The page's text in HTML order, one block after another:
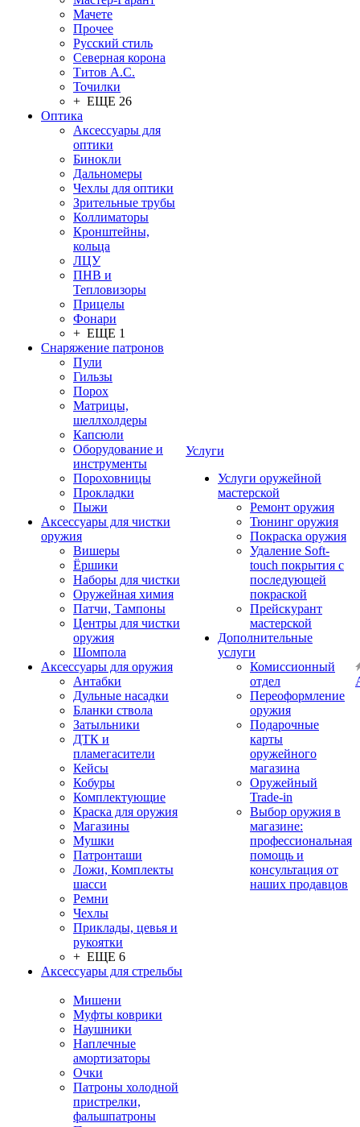
Мачете
Прочее
Русский стиль
Северная корона
Титов А.С.
Точилки
+ ЕЩЕ 26
Оптика
Аксессуары для
оптики
Бинокли
Дальномеры
Чехлы для оптики
Зрительные трубы
Коллиматоры
Кронштейны,
кольца
ЛЦУ
ПНВ и
Тепловизоры
Прицелы
Фонари
+ ЕЩЕ 1
Снаряжение патронов
Пули
Гильзы
Порох
Матрицы,
шеллхолдеры
Капсюли
Оборудование и
инструменты
Пороховницы
Прокладки
Пыжи
Аксессуары для чистки
оружия
Вишеры
Ёршики
Наборы для чистки
Оружейная химия
Патчи, Тампоны
Центры для чистки
оружия
Шомпола
Аксессуары для оружия
Антабки
Дульные насадки
Бланки ствола
Затыльники
ДТК и
пламегасители
Кейсы
Кобуры
Комплектующие
Краска для оружия
Магазины
Мушки
Патронташи
Ложи, Комплекты
шасси
Ремни
Чехлы
Приклады, цевья и
рукоятки
+ ЕЩЕ 6
Аксессуары для стрельбы
Мишени
Муфты коврики
Наушники
Наплечные
амортизаторы
Очки
Патроны холодной
пристрелки,
фальшпатроны
Услуги
Услуги оружейной
мастерской
Ремонт оружия
Тюнинг оружия
Покраска оружия
Удаление Soft-
touch покрытия с
последующей
покраской
Прейскурант
мастерской
Дополнительные
услуги
Комиссионный
отдел
Переоформление
оружия
Подарочные
карты
оружейного
магазина
Оружейный
Trade-in
Выбор оружия в
магазине:
профессиональная
помощь и
консультация от
наших продавцов